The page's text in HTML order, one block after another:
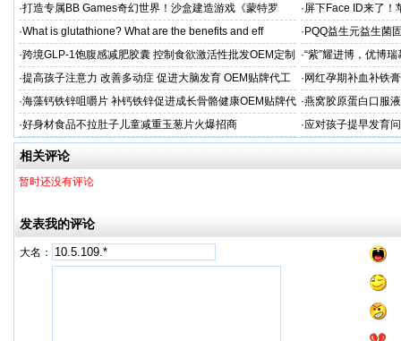
矿收益达 5.3 亿
工厂家
·打造专属BB Games奇幻世界！沙盒建造游戏《蒙特罗
纳》带你走进小小世界
·屏下Face ID来了！
新潮流
·What is glutathione? What are the benefits and eff · PQQ益生元益生菌
粉贴牌代加工
·跨境GLP-1饱腹感减肥胶囊 控制食欲激活性批发OEM定制 ·“紫”耀进博，优博
·提高孩子注意力 改善多动症 促进大脑发育 OEM贴牌代工 · 网红孕期补血补铁
经验
·海藻钙铁锌咀嚼片 补钙铁锌促进成长骨骼健康OEM贴牌代
加工
·燕窝胶原蛋白口服
牌
·好身材食品不拉肚子儿童减重玉葱片火爆招商 ·应对孩子提早发育
答案
相关评论
暂时还没有评论
发表我的评论
大名：